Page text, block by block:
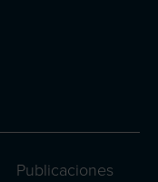
Publicaciones